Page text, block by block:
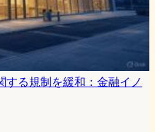
る規制を緩和：金融イノ